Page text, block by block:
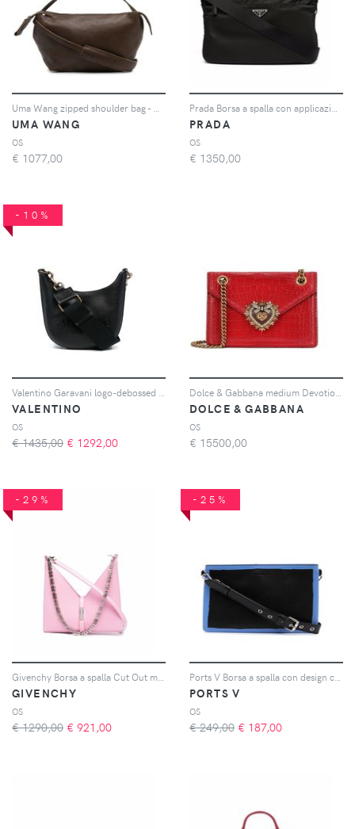
UMA WANG
OS
€ 1077,00
PRADA
OS
€ 1350,00
-10%
VALENTINO
OS
€ 1435,00 € 1292,00
DOLCE & GABBANA
OS
€ 15500,00
-29%
GIVENCHY
OS
€ 1290,00 € 921,00
-25%
PORTS V
OS
€ 249,00 € 187,00